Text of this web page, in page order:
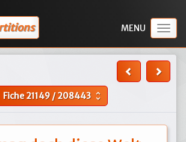
Fiche21149/208443 unfold_more